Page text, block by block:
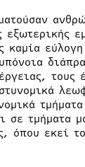
εξωτερικής
καμία
τους
σε τμήματα
όπου εκεί